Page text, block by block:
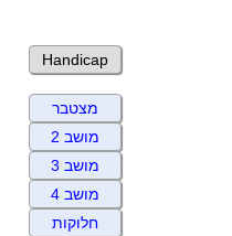
Handicap
מצטבר
מושב 2
מושב 3
מושב 4
חלוקות